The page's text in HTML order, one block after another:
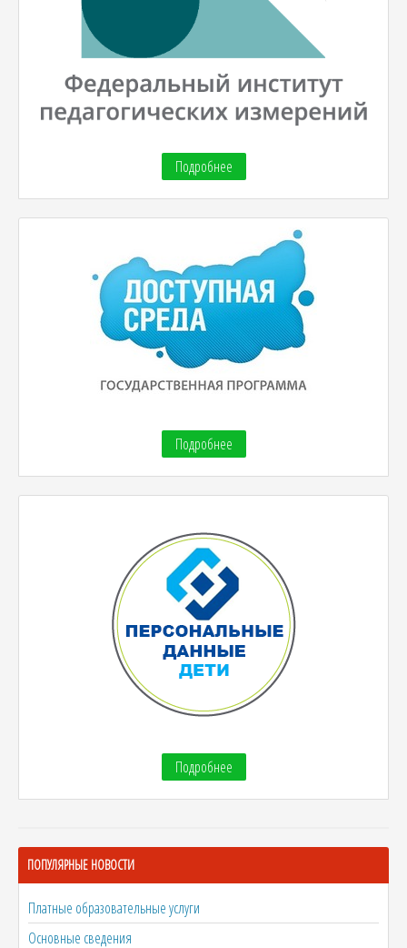
Подробнее
Подробнее
Подробнее
ПОПУЛЯРНЫЕ НОВОСТИ
Платные образовательные услуги
Основные сведения